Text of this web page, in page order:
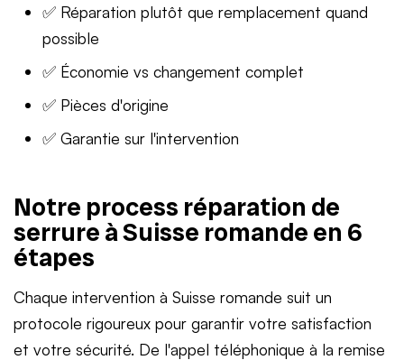
✅ Réparation plutôt que remplacement quand
possible
✅ Économie vs changement complet
✅ Pièces d'origine
✅ Garantie sur l'intervention
Notre process réparation de
serrure à Suisse romande en 6
étapes
Chaque intervention à Suisse romande suit un
protocole rigoureux pour garantir votre satisfaction
et votre sécurité. De l'appel téléphonique à la remise